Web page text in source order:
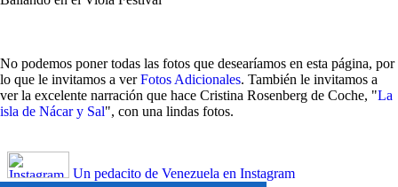
No podemos poner todas las fotos que desearíamos en esta página, por
lo que le invitamos a verFotos Adicionales. También le invitamos a
ver la excelente narración que hace Cristina Rosenberg de Coche, "La
isla de Nácar y Sal", con una lindas fotos.
Un pedacito de Venezuela en Instagram